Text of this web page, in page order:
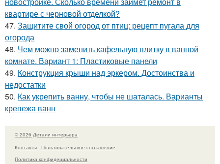
квартире с черновой отделкой?
47. Защитите свой огород от птиц: рецепт пугала для
огорода
48. Чем можно заменить кафельную плитку в ванной
комнате. Вариант 1: Пластиковые панели
49. Конструкция крыши над эркером. Достоинства и
недостатки
50. Как укрепить ванну, чтобы не шаталась. Варианты
крепежа ванн
© 2026 Детали интерьера
Контакты
Пользовательское соглашение
Политика конфидециальности